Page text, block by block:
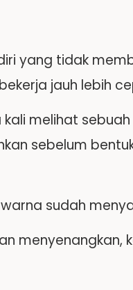
yang tidak
jauh lebih
melihat
sebelum
sudah